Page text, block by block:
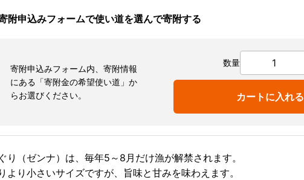
附申込みフォームで使い道を選んで寄附する
寄附申込みフォーム内、寄附情報
にある「寄附金の希望使い道」か
らお選びください。
数量
カートに入れる
り（ゼンナ）は、毎年5～8月だけ漁が解禁されます。
より小さいサイズですが、旨味と甘みを味わえます。